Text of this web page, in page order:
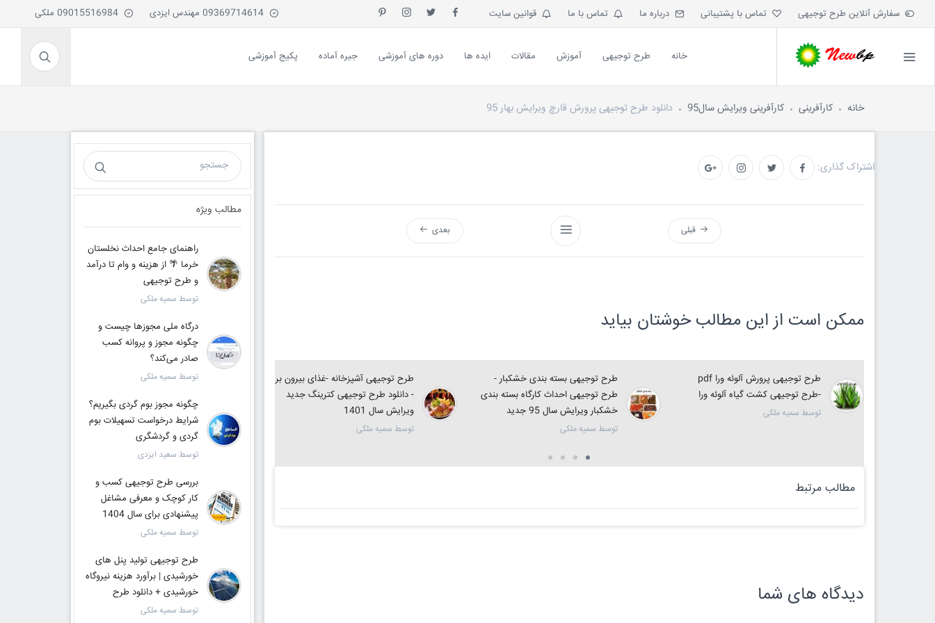
سفارش آنلاین طرح توجیهی تماس با پشتیبانی درباره ما تماس با ما قوانین سایت
خانه طرح توجیهی آموزش مقالات ایده ها دوره های آموزشی جیره آماده پکیج آموزشی
خانه کارآفرینی کارآفرینی ویرایش سال95 دانلود طرح توجیهی پرورش قارچ ویرایش بهار 95
اشتراک گذاری:
قبلی بعدی
ممکن است از این مطالب خوشتان بیاید
طرح توجیهی آشپزخانه -غذای بیرون بر
- دانلود طرح توجیهی کترینگ جدید
ویرایش سال 1401
توسط سمیه ملکی
طرح توجیهی بسته بندی خشکبار -
طرح توجیهی احداث کارگاه بسته بندی
خشکبار ویرایش سال 95 جدید
توسط سمیه ملکی
طرح توجیهی پرورش آلوئه ورا pdf
-طرح توجیهی کشت گیاه آلوئه ورا
توسط سمیه ملکی
مطالب مرتبط
دیدگاه های شما
مطالب ویژه
راهنمای جامع احداث نخلستان
خرما 🌴 از هزینه و وام تا درآمد
و طرح توجیهی
توسط سمیه ملکی
درگاه ملی مجوزها چیست و
چگونه مجوز و پروانه کسب
صادر می‌کند؟
توسط سمیه ملکی
چگونه مجوز بوم گردی بگیریم؟
شرایط درخواست تسهیلات بوم
گردی و گردشگری
توسط سعید ایزدی
بررسی طرح توجیهی کسب و
کار کوچک و معرفی مشاغل
پیشنهادی برای سال 1404
توسط سمیه ملکی
طرح توجیهی تولید پنل های
خورشیدی | برآورد هزینه نیروگاه
خورشیدی + دانلود طرح
توسط سمیه ملکی